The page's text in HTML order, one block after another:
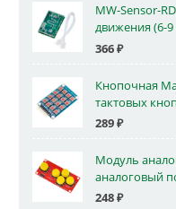
MW-Sensor-
движения (6-
366₽
Кнопочная
тактовых
289₽
Модуль
аналоговый
248₽